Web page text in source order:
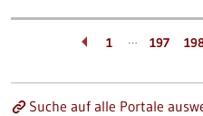
1 … 197
Suche auf alle Portale